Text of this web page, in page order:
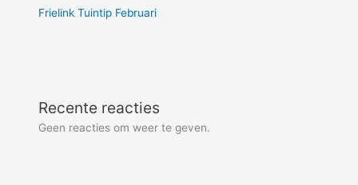
Frielink Tuintip Februari
Recente reacties
Geen reacties om weer te geven.